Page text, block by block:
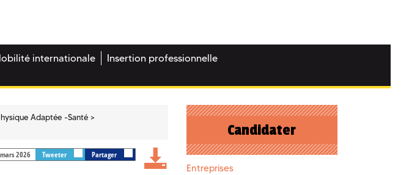
internationale
Insertion professionnelle
Adaptée -Santé
2026 Tweeter Partager
Candidater
Entreprises